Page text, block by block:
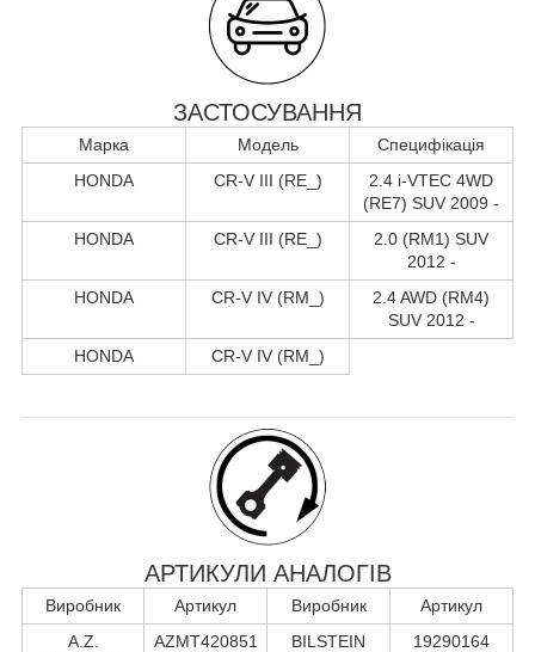
ЗАСТОСУВАННЯ
Марка Модель
Специфікація
HONDA
CR-V III (RE_)
2.4 i-VTEC 4WD
(RE7) SUV 2009 -
HONDA
CR-V III (RE_)
2.0 (RM1) SUV
2012 -
HONDA
CR-V IV (RM_)
2.4 AWD (RM4)
SUV 2012 -
HONDA
CR-V IV (RM_)
АРТИКУЛИ АНАЛОГІВ
Виробник Артикул Виробник
Артикул
A.Z.
AZMT420851
BILSTEIN 19290164